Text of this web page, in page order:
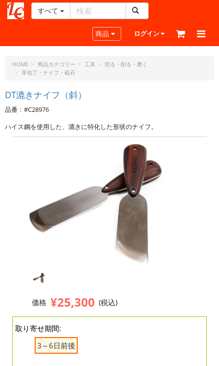
ー
ラ
フ
ド
ッ
ト・
ジ
ェ
すべて
Toggle navigation
商品 ログイン
HOME 商品カテゴリー 工具
切る・削る・磨く
革包丁・ナイフ・砥石
DT漉きナイフ（斜）
品番：#C28976
ハイス鋼を使用した、漉きに特化した形状のナイフ。
価格 ¥25,300 (税込)
取り寄せ期間:
3～6日前後